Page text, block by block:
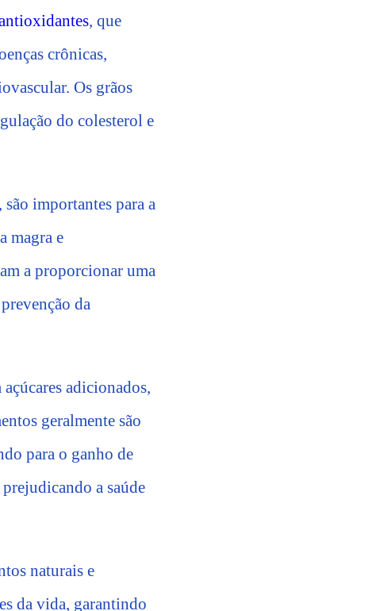
, que
crônicas,
Os grãos
do colesterol e
importantes para a
magra e
a proporcionar uma
da
adicionados,
geralmente são
para o ganho de
a saúde
naturais e
da vida, garantindo